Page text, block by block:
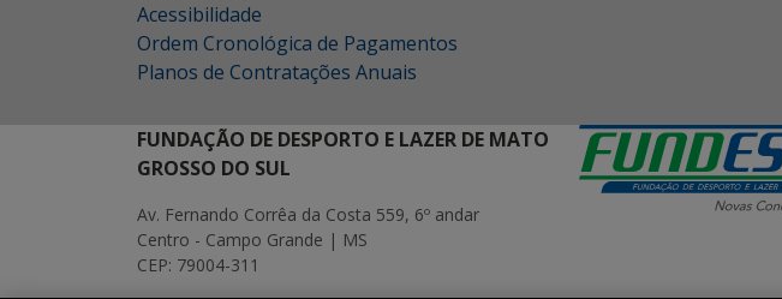
Acessibilidade
Ordem Cronológica de Pagamentos
Planos de Contratações Anuais
FUNDAÇÃO DE DESPORTO E LAZER DE MATO
GROSSO DO SUL
Av. Fernando Corrêa da Costa 559, 6º andar
Centro - Campo Grande | MS
CEP: 79004-311